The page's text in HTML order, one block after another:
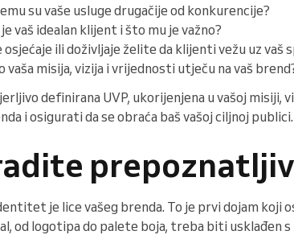
su vaše usluge drugačije od konkurencije?
vaš idealan klijent i što mu je važno?
osjećaje ili doživljaje želite da klijenti vežu uz vaš
vaša misija, vizija i vrijednosti utječu na vaš
definirana UVP, ukorijenjena u vašoj
i osigurati da se obraća baš vašoj ciljnoj publici.
je lice vašeg brenda. To je prvi dojam koji
od logotipa do palete boja, treba biti usklađen